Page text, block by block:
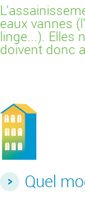
eaux vannes
linge...). Elles
doivent donc
Quel